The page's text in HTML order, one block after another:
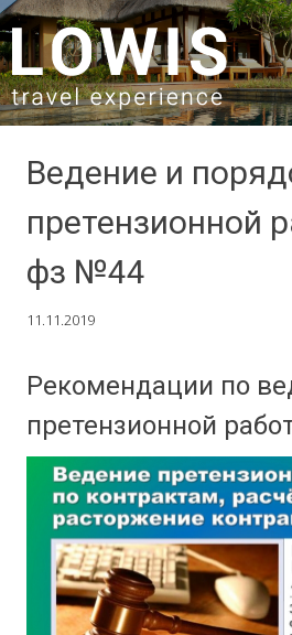
SKIP TO CONTENT
Ведение и
претензионной
фз №44
11.11.2019
Рекомендации по
претензионной